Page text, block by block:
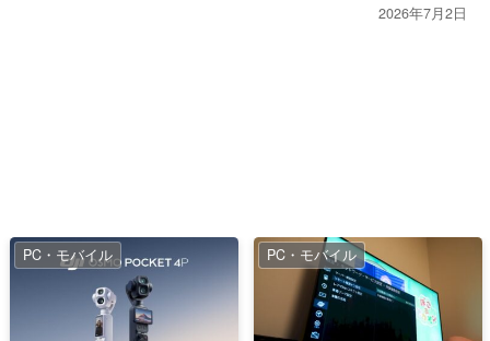
AndroidでのMP3文字化けを直す方法（その2）2026年7月2日
PC・モバイル PC・モバイル